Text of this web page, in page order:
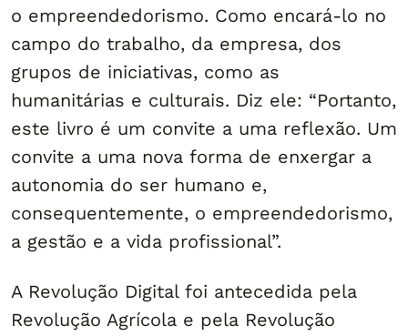
o empreendedorismo. Como encará-lo no
campo do trabalho, da empresa, dos
grupos de iniciativas, como as
humanitárias e culturais. Diz ele: “Portanto,
este livro é um convite a uma reflexão. Um
convite a uma nova forma de enxergar a
autonomia do ser humano e,
consequentemente, o empreendedorismo,
a gestão e a vida profissional”.
A Revolução Digital foi antecedida pela
Revolução Agrícola e pela Revolução